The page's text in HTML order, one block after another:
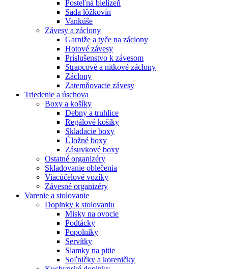
Posteľná bielizeň
Sada lôžkovín
Vankúše
Závesy a záclony
Garniže a tyče na záclony
Hotové závesy
Príslušenstvo k závesom
Strapcové a nitkové záclony
Záclony
Zatemňovacie závesy
Triedenie a úschova
Boxy a košíky
Debny a truhlice
Regálové košíky
Skladacie boxy
Úložné boxy
Zásuvkové boxy
Ostatné organizéry
Skladovanie oblečenia
Viacúčelové vozíky
Závesné organizéry
Varenie a stolovanie
Doplnky k stolovaniu
Misky na ovocie
Podtácky
Popolníky
Servítky
Slamky na pitie
Soľničky a koreničky